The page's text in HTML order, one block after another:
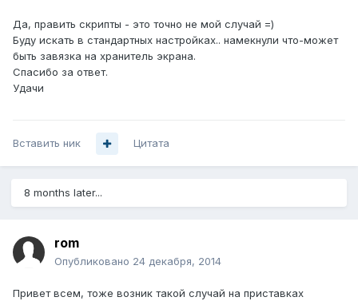
Да, править скрипты - это точно не мой случай =)
Буду искать в стандартных настройках.. намекнули что-может
быть завязка на хранитель экрана.
Спасибо за ответ.
Удачи
Вставить ник Цитата
8 months later...
rom
Опубликовано 24 декабря, 2014
Привет всем, тоже возник такой случай на приставках